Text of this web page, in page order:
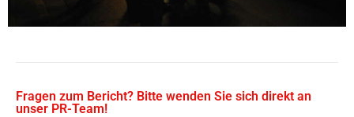
Fragen zum Bericht? Bitte wenden Sie sich direkt an
unser PR-Team!